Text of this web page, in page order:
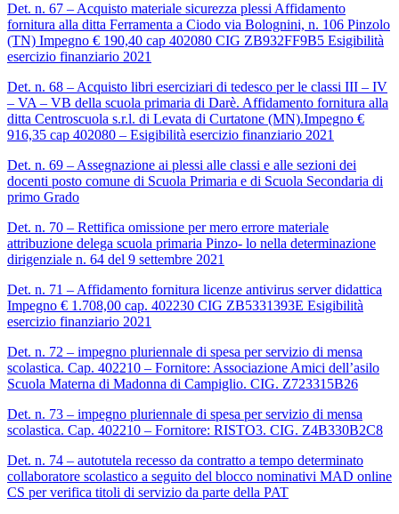
Det. n. 67 – Acquisto materiale sicurezza plessi Affidamento
fornitura alla ditta Ferramenta a Ciodo via Bolognini, n. 106 Pinzolo
(TN) Impegno € 190,40 cap 402080 CIG ZB932FF9B5 Esigibilità
esercizio finanziario 2021
Det. n. 68 – Acquisto libri eserciziari di tedesco per le classi III – IV
– VA – VB della scuola primaria di Darè. Affidamento fornitura alla
ditta Centroscuola s.r.l. di Levata di Curtatone (MN).Impegno €
916,35 cap 402080 – Esigibilità esercizio finanziario 2021
Det. n. 69 – Assegnazione ai plessi alle classi e alle sezioni dei
docenti posto comune di Scuola Primaria e di Scuola Secondaria di
primo Grado
Det. n. 70 – Rettifica omissione per mero errore materiale
attribuzione delega scuola primaria Pinzo- lo nella determinazione
dirigenziale n. 64 del 9 settembre 2021
Det. n. 71 – Affidamento fornitura licenze antivirus server didattica
Impegno € 1.708,00 cap. 402230 CIG ZB5331393E Esigibilità
esercizio finanziario 2021
Det. n. 72 – impegno pluriennale di spesa per servizio di mensa
scolastica. Cap. 402210 – Fornitore: Associazione Amici dell’asilo
Scuola Materna di Madonna di Campiglio. CIG. Z723315B26
Det. n. 73 – impegno pluriennale di spesa per servizio di mensa
scolastica. Cap. 402210 – Fornitore: RISTO3. CIG. Z4B330B2C8
Det. n. 74 – autotutela recesso da contratto a tempo determinato
collaboratore scolastico a seguito del blocco nominativi MAD online
CS per verifica titoli di servizio da parte della PAT